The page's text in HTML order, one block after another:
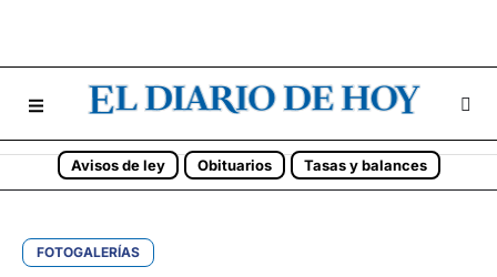
Avisos de ley Obituarios Tasas y balances
FOTOGALERÍAS